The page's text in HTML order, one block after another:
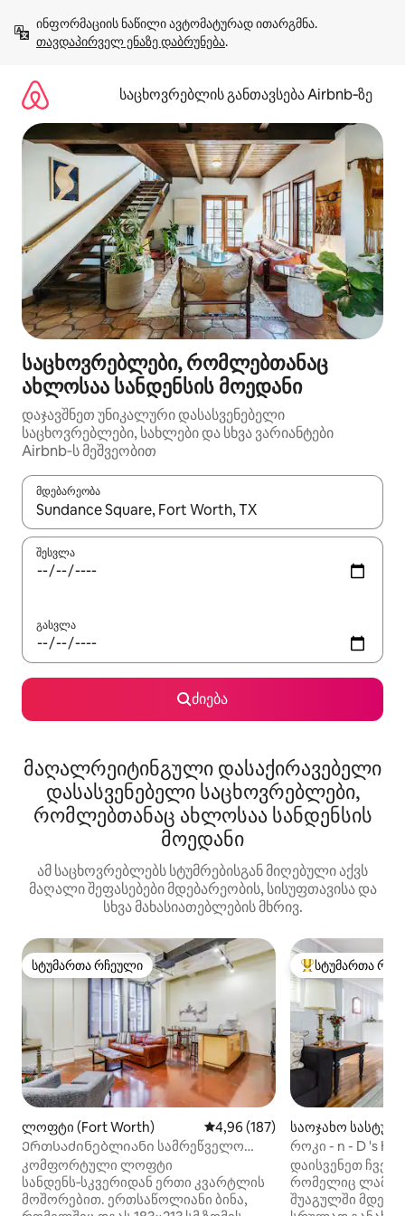
გადასვლა
თავდაპირველ ენაზე დაბრუნება.
საცხოვრებლის განთავსება Airbnb‑ზე
საცხოვრებლები, რომლებთანაც
ახლოსაა სანდენსის მოედანი
დაჯავშნეთ უნიკალური დასასვენებელი
საცხოვრებლები, სახლები და სხვა ვარიანტები
Airbnb‑ს მეშვეობით
მდებარეობა
როცა შედეგები ხელმისაწვდომი გახდება, ნავიგაციისთვის
შესვლა
გასვლა
ძიება
მაღალრეიტინგული დასაქირავებელი
დასასვენებელი საცხოვრებლები,
რომლებთანაც ახლოსაა სანდენსის
მოედანი
ამ საცხოვრებლებს სტუმრებისგან მიღებული აქვს
მაღალი შეფასებები მდებარეობის, სისუფთავისა და
სხვა მახასიათებლების მხრივ.
სტუმართა რჩეული
სტუმართა რჩეული
ლოფტი (Fort Worth) საშუალო შეფასებაა 5‑დან
4,96 (187)
Ერთსაძინებლიანი სამრეწველო
ლოფტი სანდენსის მოედანზე
კომფორტული ლოფტი
სანდენს‑სკვერიდან ერთი კვარტლის
მოშორებით. ერთსაწოლიანი ბინა,
სტუმართა
სტუმართა
საოჯახო
ომ სიტი)
როკი - n - D 's
დაისვენეთ
რომელიც
შუაგულში